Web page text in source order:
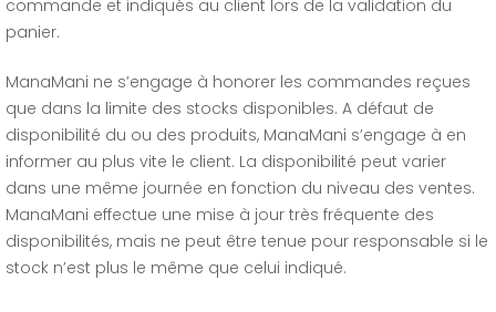
commande et indiqués au client lors de la validation du
panier.
ManaMani ne s’engage à honorer les commandes reçues
que dans la limite des stocks disponibles. A défaut de
disponibilité du ou des produits, ManaMani s’engage à en
informer au plus vite le client. La disponibilité peut varier
dans une même journée en fonction du niveau des ventes.
ManaMani effectue une mise à jour très fréquente des
disponibilités, mais ne peut être tenue pour responsable si le
stock n’est plus le même que celui indiqué.